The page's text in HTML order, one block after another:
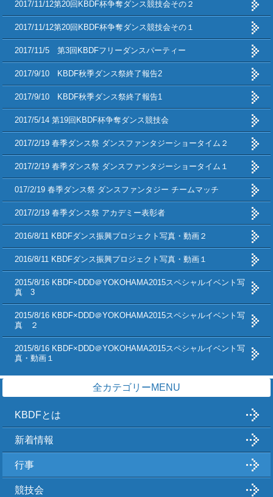
2017/11/12第20回KBDF杯争奪ダンス競技会その２
2017/11/12第20回KBDF杯争奪ダンス競技会その１
2017/11/5 第3回KBDFフリーダンスパーティー
2017/9/10 KBDF秋季ダンス祭終了報告2
2017/9/10 KBDF秋季ダンス祭終了報告1
2017/5/14 第19回KBDF杯争奪ダンス競技会
2017/2/19 春季ダンス祭 ダンスファンタジーショータイム２
2017/2/19 春季ダンス祭 ダンスファンタジーショータイム１
017/2/19 春季ダンス祭 ダンスファンタジー チームマッチ
2017/2/19 春季ダンス祭 アカデミー表彰者
2016/8/11 KBDFダンス振興プロジェクト写真・動画２
2016/8/11 KBDFダンス振興プロジェクト写真・動画１
2015/8/16 KBDF×DDD＠YOKOHAMA2015スペシャルイベント写
真 3
2015/8/16 KBDF×DDD＠YOKOHAMA2015スペシャルイベント写
真 ２
2015/8/16 KBDF×DDD＠YOKOHAMA2015スペシャルイベント写
真・動画１
全カテゴリーMENU
KBDFとは
新着情報
行事
競技会